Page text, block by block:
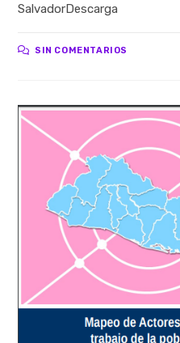
SalvadorDescarga
SIN COMENTARIOS